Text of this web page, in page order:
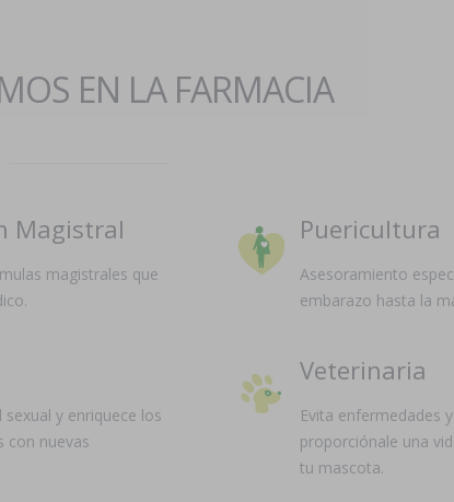
EN LA FARMACIA
Magistral
magistrales que
Puericultura
Asesoramiento
embarazo hasta la
y enriquece los
con nuevas
Veterinaria
Evita enfermedades
proporciónale una
tu mascota.